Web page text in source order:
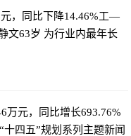
，同比下降14.46%工—
文63岁 为行业内最年长
万元，同比增长693.76%
四五”规划系列主题新闻